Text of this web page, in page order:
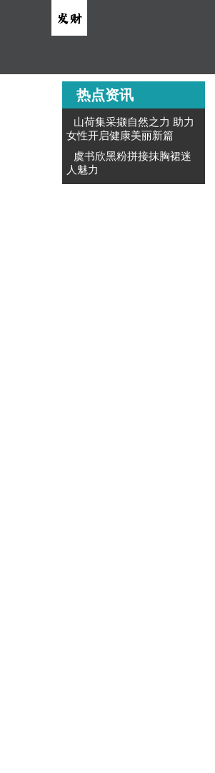
热点资讯
山荷集采撷自然之力 助力
女性开启健康美丽新篇
虞书欣黑粉拼接抹胸裙迷
人魅力